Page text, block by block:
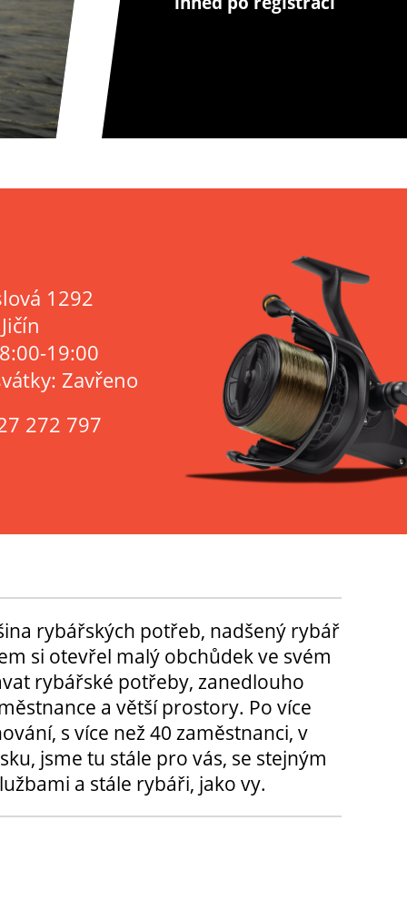
1292
19:00
Zavřeno
272 797
rybářských potřeb, nadšený rybář
si otevřel malý obchůdek ve svém
rybářské potřeby, zanedlouho
a větší prostory. Po více
s více než 40 zaměstnanci, v
jsme tu stále pro vás, se stejným
a stále rybáři, jako vy.